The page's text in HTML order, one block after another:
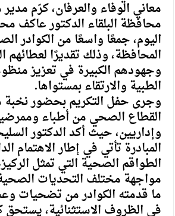
العلم
الملك
الملك يتلقى اتصالا
القاضي محمود أحمد فريحات..
معاني الوفاء والعرفان، كرّم
محافظة البلقاء الدكتور عاكف
اليوم، جمعًا واسعًا من الكوادر
المحافظة، وذلك تقديرًا لعطائهم
وجهودهم الكبيرة في تعزيز
الطبية والارتقاء بمستواها.
وجرى حفل التكريم بحضور نخبة
القطاع الصحي من أطباء
وإداريين، حيث أكد الدكتور
المبادرة تأتي في إطار الاهتمام
الطواقم الصحية التي تمثل
مواجهة مختلف التحديات
ما قدمته الكوادر من تضحيات
في الظروف الاستثنائية، يستحق